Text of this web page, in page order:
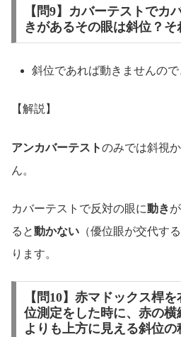
【問9】カバーテストでカ
きがあるその眼は斜位？そ
斜位であれば動きませんので
【解説】
アンカバーテストのみでは斜視
ん。
カバーテストで反対の眼に動き
ると動かない （優位眼が交代す
ります。
【問10】赤マドックス桿
位測定をした時に、赤の
よりも上方に見える斜位の